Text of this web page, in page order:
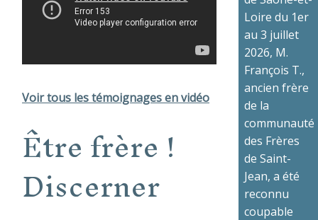
Voir tous les témoignages en vidéo
Être frère !
Discerner
Loire du 1er
au 3 juillet
2026, M.
François T.,
ancien frère
de la
communauté
des Frères
de Saint-
Jean, a été
reconnu
coupable